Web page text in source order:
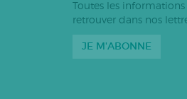
Toutes les
retrouver dans nos
JE M'ABONNE